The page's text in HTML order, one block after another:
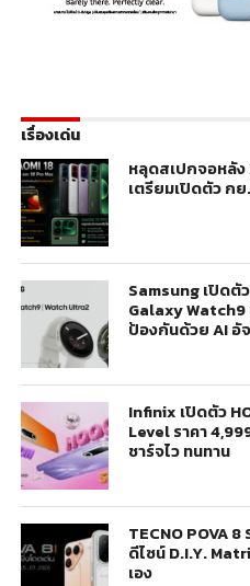
เรื่องเด่น
หลุดสเปกจอหลั
เตรียมเปิดตัว ก
Samsung เปิดตั
Galaxy
ป้องกันด้วย AI อั
Infinix เปิดตัว
Level ราคา
ชาร์จไว ทนทาน
TECNO POVA
ดีไซน์ D.I.Y.
เอง